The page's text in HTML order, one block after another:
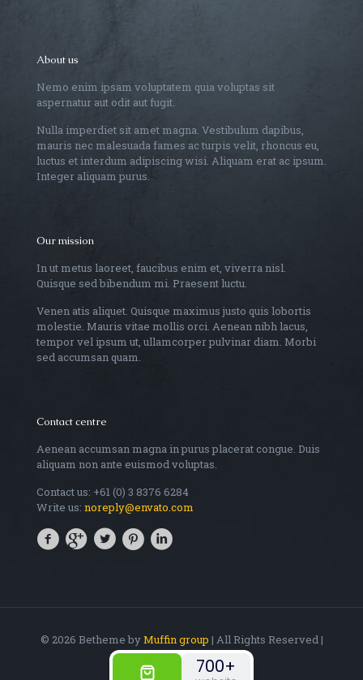
About us
Nemo enim ipsam voluptatem quia voluptas sit
aspernatur aut odit aut fugit.
Nulla imperdiet sit amet magna. Vestibulum dapibus,
mauris nec malesuada fames ac turpis velit, rhoncus eu,
luctus et interdum adipiscing wisi. Aliquam erat ac ipsum.
Integer aliquam purus.
Our mission
In ut metus laoreet, faucibus enim et, viverra nisl.
Quisque sed bibendum mi. Praesent luctu.
Venen atis aliquet. Quisque maximus justo quis lobortis
molestie. Mauris vitae mollis orci. Aenean nibh lacus,
tempor vel ipsum ut, ullamcorper pulvinar diam. Morbi
sed accumsan quam.
Contact centre
Aenean accumsan magna in purus placerat congue. Duis
aliquam non ante euismod voluptas.
Contact us: +61 (0) 3 8376 6284
Write us: noreply@envato.com
© 2026 Betheme byMuffin group | All Rights Reserved |
Powered byWordPress
700+